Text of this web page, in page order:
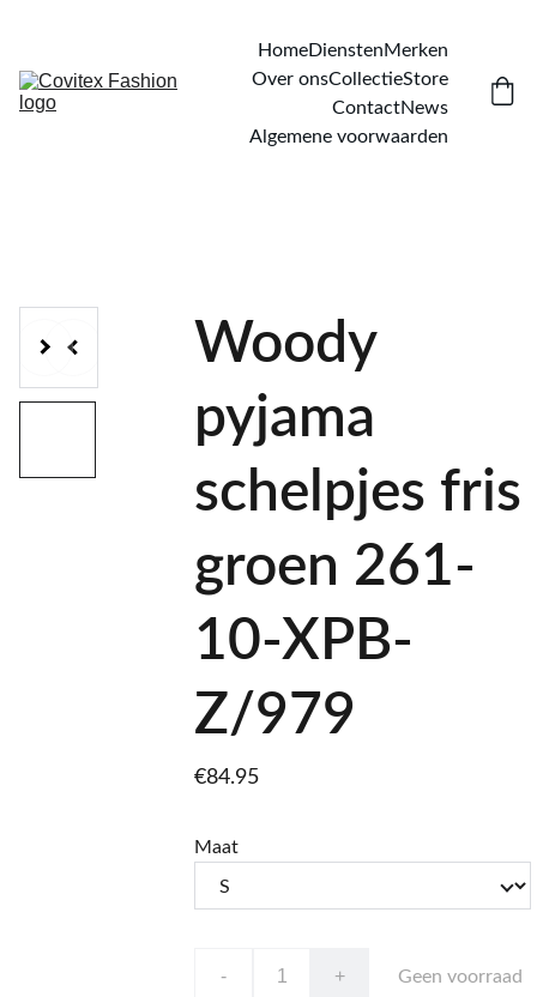
HomeDienstenMerken
Over onsCollectieStore
ContactNews
Algemene voorwaarden
Woody
pyjama
schelpjes fris
groen 261-
10-XPB-
Z/979
€84.95
Maat
- + Geen voorraad